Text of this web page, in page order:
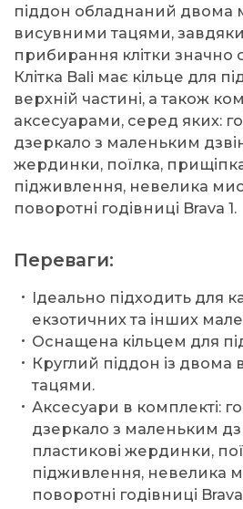
піддон обладнаний двома
висувними тацями,
прибирання клітки значно
Клітка Bali має кільце для
верхній частині, а також
аксесуарами, серед яких:
дзеркало з маленьким
жердинки, поїлка,
підживлення, невелика
поворотні годівниці Brava 1.
Переваги:
Ідеально підходить для
екзотичних та інших
Оснащена кільцем для
Круглий піддон із двома
тацями.
Аксесуари в комплекті:
дзеркало з маленьким
пластикові жердинки,
підживлення, невелика
поворотні годівниці Brava